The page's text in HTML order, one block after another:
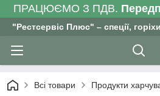
ПРАЦЮЄМО З ПДВ.
"Рестсервіс Плюс" – спеції,
Всі товари Продукти